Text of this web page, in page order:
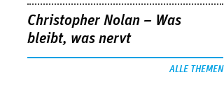
Christopher Nolan – Was
bleibt, was nervt
ALLE THEMEN